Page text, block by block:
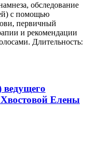
обследование
с помощью
первичный
и рекомендации
Длительность:
ведущего
Хвостовой Елены